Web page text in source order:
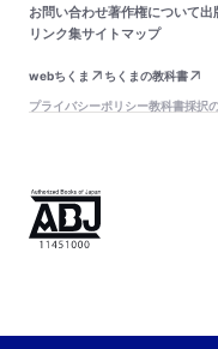
お問い合わせ著作権について出
リンク集サイトマップ
webちくま
ちくまの教科書
プライバシーポリシー教科書採択